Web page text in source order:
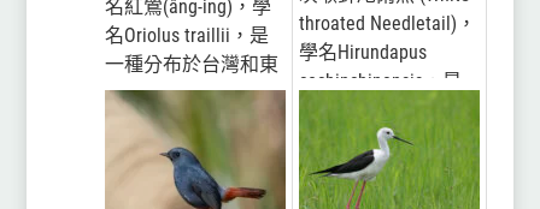
名紅鶯(âng-ing)，學
名Oriolus traillii，是
一種分布於台灣和東
南亞地區的黃鸝科鳥
類，外型有鮮豔的紅
色和黑色，主要棲息
於中低海拔山區...
throated Needletail)，
學名Hirundapus
cochinchinensis，是
一種外型粗壯的雨
燕，主要分布於台
灣、海南島、中南半
島地區，台灣特有亞